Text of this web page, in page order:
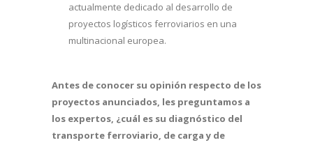
actualmente dedicado al desarrollo de
proyectos logísticos ferroviarios en una
multinacional europea.
Antes de conocer su opinión respecto de los
proyectos anunciados, les preguntamos a
los expertos, ¿cuál es su diagnóstico del
transporte ferroviario, de carga y de